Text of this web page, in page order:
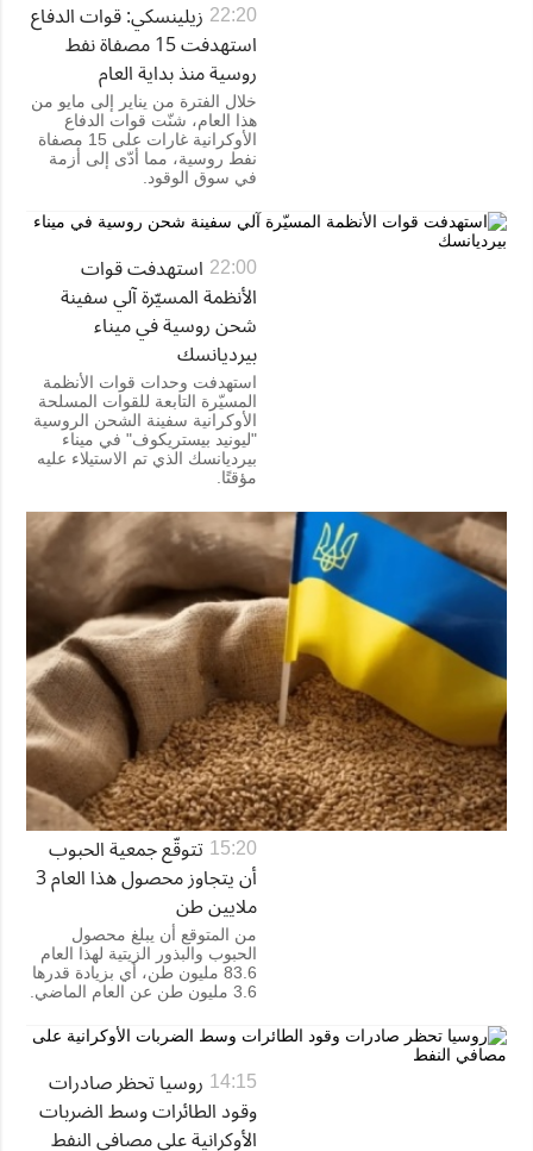
22:20 زيلينسكي: قوات الدفاع
استهدفت 15 مصفاة نفط
روسية منذ بداية العام
خلال الفترة من يناير إلى مايو من
هذا العام، شنّت قوات الدفاع
الأوكرانية غارات على 15 مصفاة
نفط روسية، مما أدّى إلى أزمة
في سوق الوقود.
22:00 استهدفت قوات
الأنظمة المسيّرة آلي سفينة
شحن روسية في ميناء
بيرديانسك
استهدفت وحدات قوات الأنظمة
المسيّرة التابعة للقوات المسلحة
الأوكرانية سفينة الشحن الروسية
"ليونيد بيستريكوف" في ميناء
بيرديانسك الذي تم الاستيلاء عليه
مؤقتًا.
15:20 تتوقّع جمعية الحبوب
أن يتجاوز محصول هذا العام 3
ملايين طن
من المتوقع أن يبلغ محصول
الحبوب والبذور الزيتية لهذا العام
83.6 مليون طن، أي بزيادة قدرها
3.6 مليون طن عن العام الماضي.
14:15 روسيا تحظر صادرات
وقود الطائرات وسط الضربات
الأوكرانية على مصافي النفط